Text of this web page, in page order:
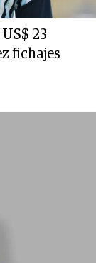
23
fichajes